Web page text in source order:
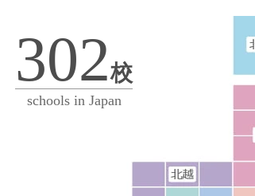
302校
schools in Japan